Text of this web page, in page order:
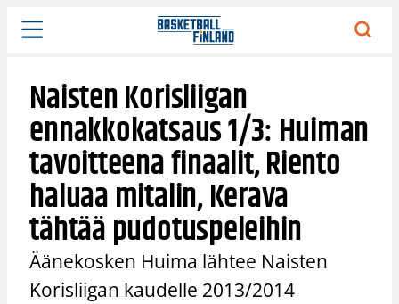
Siirry
sisältöön
Naisten Korisliigan
ennakkokatsaus 1/3: Huiman
tavoitteena finaalit, Riento
haluaa mitalin, Kerava
tähtää pudotuspeleihin
Äänekosken Huima lähtee Naisten
Korisliigan kaudelle 2013/2014